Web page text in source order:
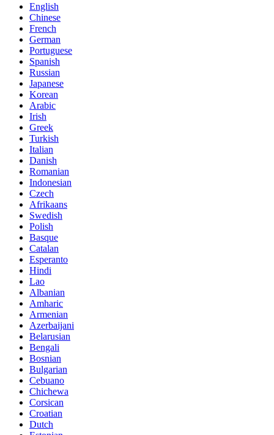
English
Chinese
French
German
Portuguese
Spanish
Russian
Japanese
Korean
Arabic
Irish
Greek
Turkish
Italian
Danish
Romanian
Indonesian
Czech
Afrikaans
Swedish
Polish
Basque
Catalan
Esperanto
Hindi
Lao
Albanian
Amharic
Armenian
Azerbaijani
Belarusian
Bengali
Bosnian
Bulgarian
Cebuano
Chichewa
Corsican
Croatian
Dutch